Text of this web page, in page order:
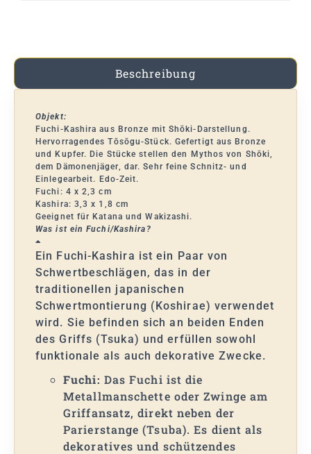
Beschreibung
Objekt:
Fuchi-Kashira aus Bronze mit Shōki-Darstellung.
Hervorragendes Tōsōgu-Stück. Gefertigt aus Bronze
und Kupfer. Die Stücke stellen den Mythos von Shōki,
dem Dämonenjäger, dar. Sehr feine Schnitz- und
Einlegearbeit. Edo-Zeit.
Fuchi: 4 x 2,3 cm
Kashira: 3,3 x 1,8 cm
Geeignet für Katana und Wakizashi.
Was ist ein Fuchi/Kashira?
Ein Fuchi-Kashira ist ein Paar von
Schwertbeschlägen, das in der
traditionellen japanischen
Schwertmontierung (Koshirae) verwendet
wird. Sie befinden sich an beiden Enden
des Griffs (Tsuka) und erfüllen sowohl
funktionale als auch dekorative Zwecke.
Fuchi: Das Fuchi ist die
Metallmanschette oder Zwinge am
Griffansatz, direkt neben der
Parierstange (Tsuba). Es dient als
dekoratives und schützendes